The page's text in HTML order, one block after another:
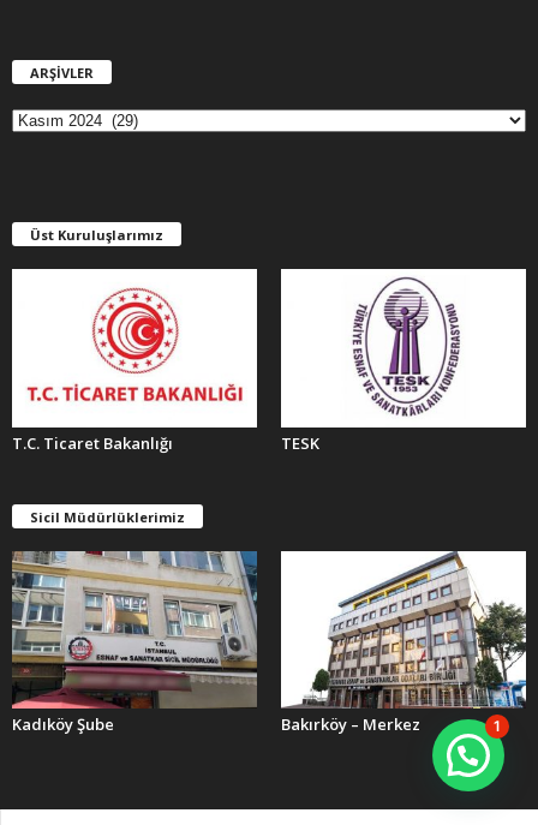
ARŞİVLER
Ş
E
R
Üst Kuruluşlarımız
T.C. Ticaret Bakanlığı TESK
Sicil Müdürlüklerimiz
Kadıköy Şube Bakırköy – Merkez 1